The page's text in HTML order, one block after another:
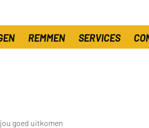
REMMEN SERVICES
goed uitkomen